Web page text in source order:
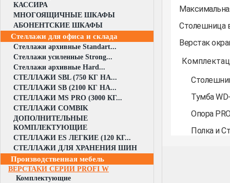
КАССИРА
МНОГОЯЩИЧНЫЕ ШКАФЫ
АБОНЕНТСКИЕ ШКАФЫ
Стеллажи для офиса и склада
Стеллажи архивные Standart...
Стеллажи усиленные Strong...
Стеллажи архивные Hard...
СТЕЛЛАЖИ SBL (750 КГ НА...
СТЕЛЛАЖИ SB (2100 КГ НА...
СТЕЛЛАЖИ MS PRO (3000 КГ...
СТЕЛЛАЖИ COMBIK
ДОПОЛНИТЕЛЬНЫЕ
КОМПЛЕКТУЮЩИЕ
СТЕЛЛАЖИ ES ЛЕГКИЕ (120 КГ...
СТЕЛЛАЖИ ДЛЯ ХРАНЕНИЯ ШИН
Производственная мебель
ВЕРСТАКИ СЕРИИ PROFI W
Комплектующие
Столешница
Верстак
Тумба
Опора
Полка и